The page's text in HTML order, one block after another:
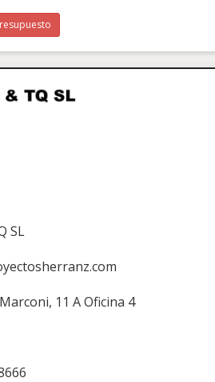
SL
11 A Oficina 4